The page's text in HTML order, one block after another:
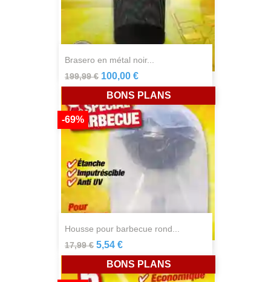
brasero en métal noir...
199,99 € 100,00 €
housse pour barbecue rond...
17,99 €
-69%
5,54 €
BONS PLANS
BONS PLANS